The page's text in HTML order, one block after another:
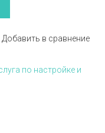
Добавить в сравнение
по настройке и